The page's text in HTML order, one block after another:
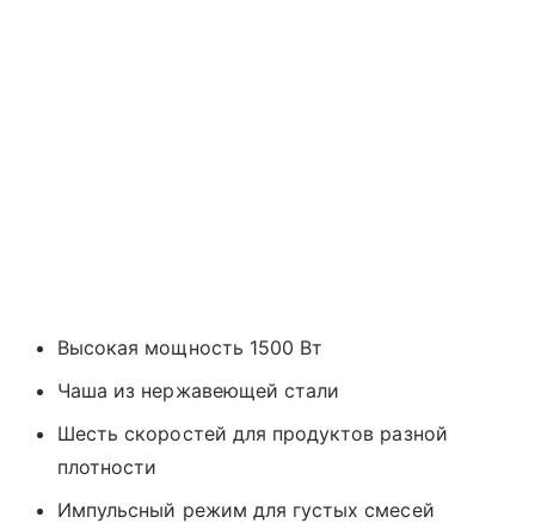
Высокая мощность 1500 Вт
Чаша из нержавеющей стали
Шесть скоростей для продуктов разной
плотности
Импульсный режим для густых смесей